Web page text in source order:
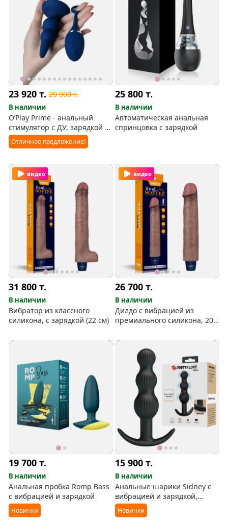
23 920т. 29 900т.
В наличии
O’Play Prime - анальный
стимулятор с ДУ, зарядкой и
вибрацией
Отличное предложение!
25 800т.
В наличии
Автоматическая анальная
спринцовка с зарядкой
видео
31 800т.
В наличии
Вибратор из классного
силикона, с зарядкой (22 см)
видео
26 700т.
В наличии
Дилдо с вибрацией из
премиального силикона, 20
19 700т.
В наличии
Анальная пробка Romp Bass
с вибрацией и зарядкой
Новинки
15 900т.
В наличии
Анальные шарики Sidney с
вибрацией и зарядкой,
силикон
Новинки